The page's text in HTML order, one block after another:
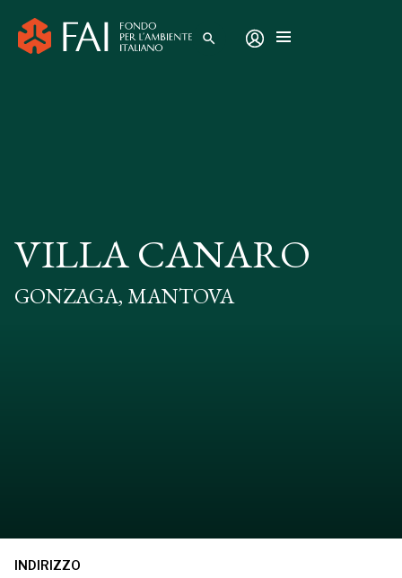
search
VILLA CANARO
GONZAGA, MANTOVA
INDIRIZZO